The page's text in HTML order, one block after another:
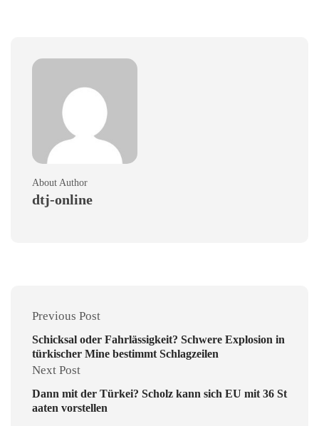
About Author
dtj-online
Previous Post
Schicksal oder Fahrlässigkeit? Schwere Explosion in
türkischer Mine bestimmt Schlagzeilen
Next Post
Dann mit der Türkei? Scholz kann sich EU mit 36 St
aaten vorstellen